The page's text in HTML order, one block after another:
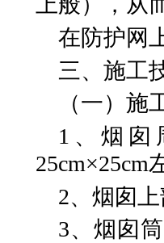
在防护网
三、施工
（一）施
1、烟囱
25cm×25cm
2、烟囱
3、烟囱